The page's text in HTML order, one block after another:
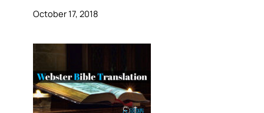
October 17, 2018